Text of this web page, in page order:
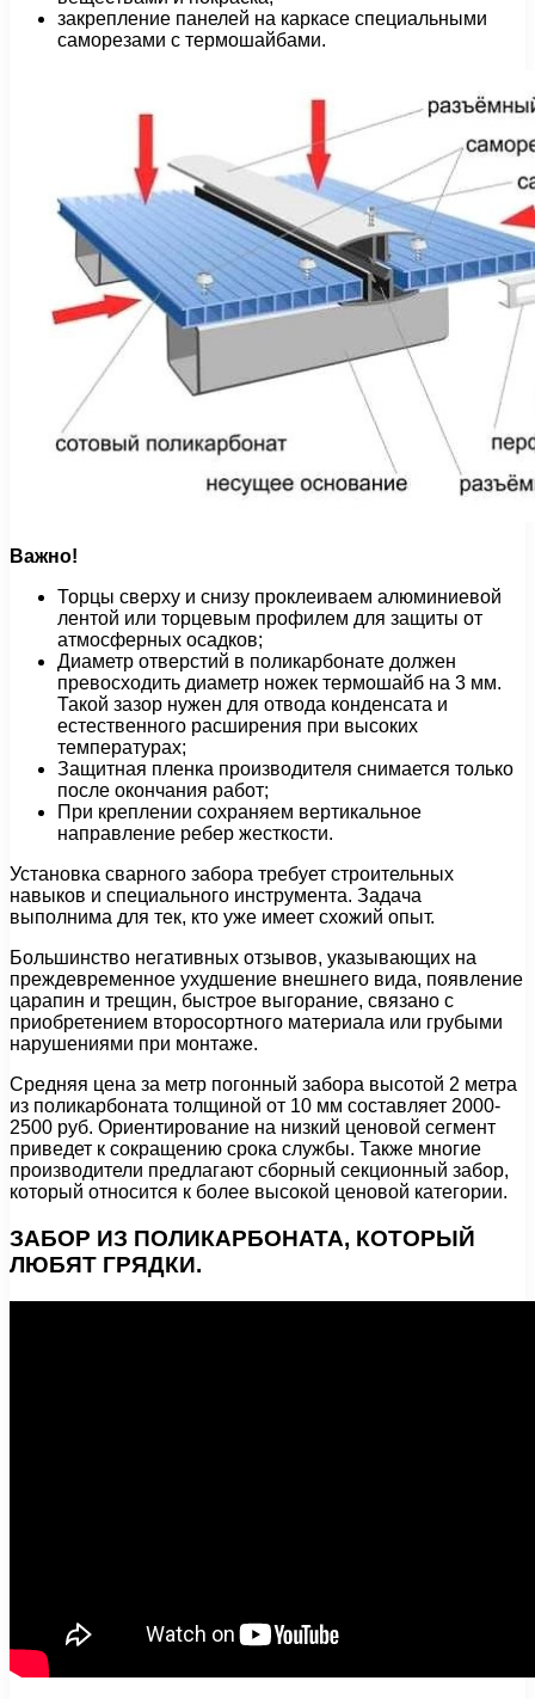
закрепление панелей на каркасе специальными
саморезами с термошайбами.
Важно!
Торцы сверху и снизу проклеиваем алюминиевой
лентой или торцевым профилем для защиты от
атмосферных осадков;
Диаметр отверстий в поликарбонате должен
превосходить диаметр ножек термошайб на 3 мм.
Такой зазор нужен для отвода конденсата и
естественного расширения при высоких
температурах;
Защитная пленка производителя снимается только
после окончания работ;
При креплении сохраняем вертикальное
направление ребер жесткости.
Установка сварного забора требует строительных
навыков и специального инструмента. Задача
выполнима для тек, кто уже имеет схожий опыт.
Большинство негативных отзывов, указывающих на
преждевременное ухудшение внешнего вида, появление
царапин и трещин, быстрое выгорание, связано с
приобретением второсортного материала или грубыми
нарушениями при монтаже.
Средняя цена за метр погонный забора высотой 2 метра
из поликарбоната толщиной от 10 мм составляет 2000-
2500 руб. Ориентирование на низкий ценовой сегмент
приведет к сокращению срока службы. Также многие
производители предлагают сборный секционный забор,
который относится к более высокой ценовой категории.
ЗАБОР ИЗ ПОЛИКАРБОНАТА, КОТОРЫЙ
ЛЮБЯТ ГРЯДКИ.